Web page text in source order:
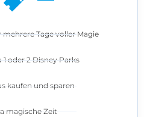
mehrere Tage voller Magie
1 oder 2 Disney Parks
kaufen und sparen
magische Zeit